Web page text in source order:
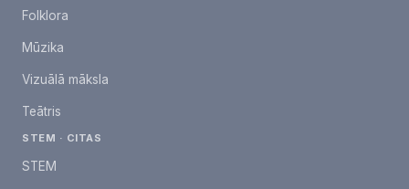
Folklora
Mūzika
Vizuālā māksla
Teātris
STEM · CITAS
STEM